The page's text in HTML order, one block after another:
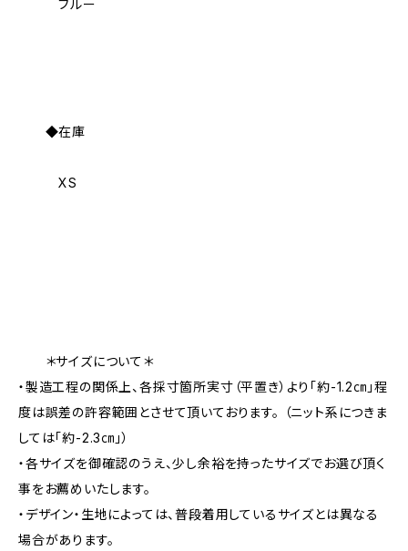
ブルー
◆在庫
XS
＊サイズについて＊
・製造工程の関係上、各採寸箇所実寸（平置き）より「約-1.2㎝」程
度は誤差の許容範囲とさせて頂いております。 （ニット系につきま
しては「約-2.3㎝」）
・各サイズを御確認のうえ、少し余裕を持ったサイズでお選び頂く
事をお薦めいたします。
・デザイン・生地によっては、普段着用しているサイズとは異なる
場合があります。